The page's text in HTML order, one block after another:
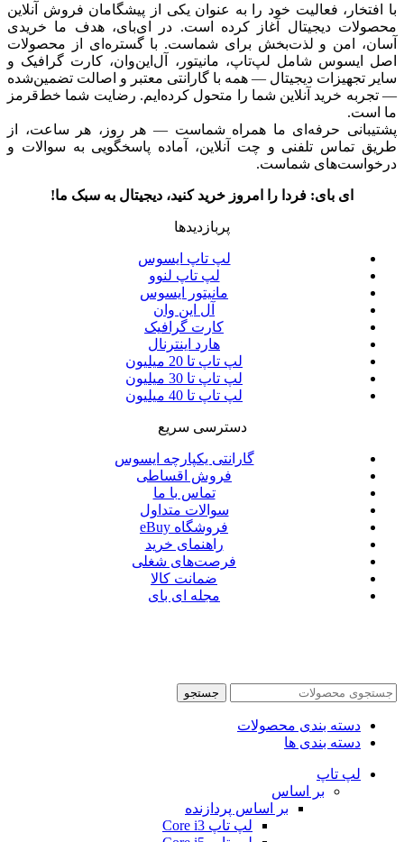
با افتخار، فعالیت خود را به عنوان یکی از پیشگامان فروش آنلاین
محصولات دیجیتال آغاز کرده است. در ای‌بای، هدف ما خریدی
آسان، امن و لذت‌بخش برای شماست. با گستره‌ای از محصولات
اصل ایسوس شامل لپ‌تاپ، مانیتور، آل‌این‌وان، کارت گرافیک و
سایر تجهیزات دیجیتال — همه با گارانتی معتبر و اصالت تضمین‌شده
— تجربه خرید آنلاین شما را متحول کرده‌ایم. رضایت شما خط‌قرمز
ما است.
پشتیبانی حرفه‌ای ما همراه شماست — هر روز، هر ساعت، از
طریق تماس تلفنی و چت آنلاین، آماده پاسخگویی به سوالات و
درخواست‌های شماست.
ای بای: فردا را امروز خرید کنید، دیجیتال به سبک ما!
پربازدیدها
لپ تاپ ایسوس
لپ تاپ لنوو
مانیتور ایسوس
آل این وان
کارت گرافیک
هارد اینترنال
لپ تاپ تا 20 میلیون
لپ تاپ تا 30 میلیون
لپ تاپ تا 40 میلیون
دسترسی سریع
گارانتی یکپارچه ایسوس
فروش اقساطی
تماس با ما
سوالات متداول
فروشگاه eBuy
راهنمای خرید
فرصت‌های شغلی
ضمانت کالا
مجله ای بای
جستجو
دسته بندی محصولات
دسته بندی ها
لپ تاپ
بر اساس
بر اساس پردازنده
لپ تاپ Core i3